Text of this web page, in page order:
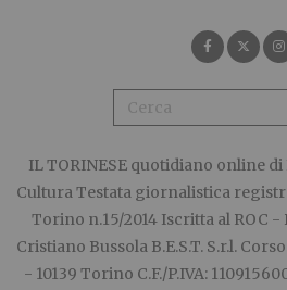
IL TORINESE quotidiano online
Cultura Testata giornalistica
Torino n.15/2014 Iscritta al ROC
Cristiano Bussola B.E.S.T. S.r.l.
- 10139 Torino C.F./P.IVA: